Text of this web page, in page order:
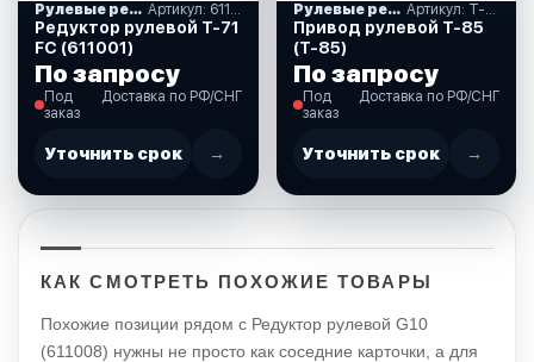
Рулевые редукторы, комплекты и накладки Артикул: 611001
Редуктор рулевой Т-71
FC (611001)
По запросу
Под
заказ
Доставка по РФ/СНГ
Уточнить срок →
Рулевые редукторы, комплекты и накладки Артикул: T-85
Привод рулевой T-85
(T-85)
По запросу
Под
заказ
Доставка по РФ/СНГ
Уточнить срок →
КАК СМОТРЕТЬ ПОХОЖИЕ ТОВАРЫ
Похожие позиции рядом с Редуктор рулевой G10
(611008) нужны не просто как соседние карточки, а для